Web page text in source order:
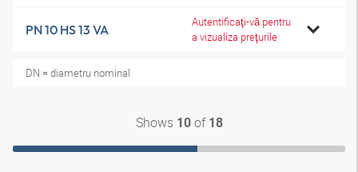
PN 10 HS 13 VA
Autentificaţi-vă pentru
a vizualiza preţurile
DN = diametru nominal
Shows 10of 18